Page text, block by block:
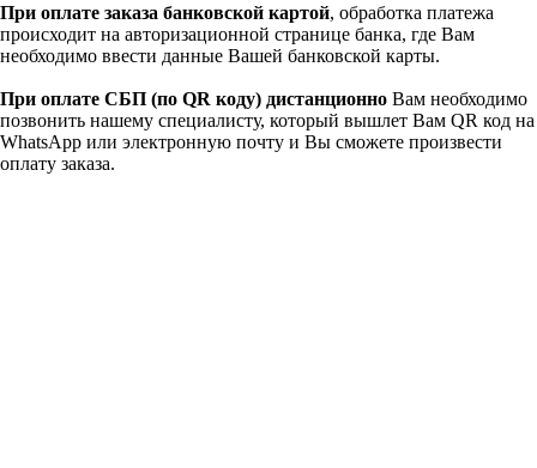
При оплате заказа банковской картой, обработка платежа
происходит на авторизационной странице банка, где Вам
необходимо ввести данные Вашей банковской карты.
При оплате СБП (по QR коду) дистанционно Вам необходимо
позвонить нашему специалисту, который вышлет Вам QR код на
WhatsApp или электронную почту и Вы сможете произвести
оплату заказа.